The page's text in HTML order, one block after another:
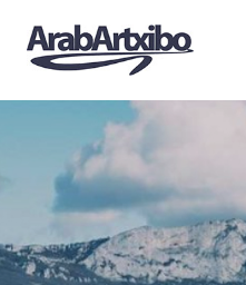
contenido